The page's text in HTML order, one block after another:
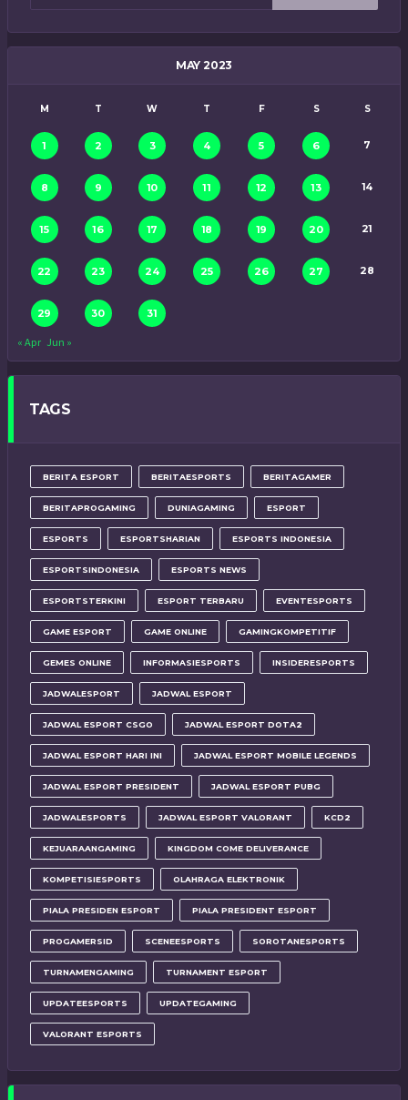
MAY 2023
M T W T F S S
1 2 3 4 5 6 7
8 9 10 11 12 13 14
15 16 17 18 19 20 21
22 23 24 25 26 27 28
29 30 31
« Apr Jun »
TAGS
BERITA ESPORT BERITAESPORTS BERITAGAMER
BERITAPROGAMING DUNIAGAMING ESPORT
ESPORTS ESPORTSHARIAN ESPORTS INDONESIA
ESPORTSINDONESIA ESPORTS NEWS
ESPORTSTERKINI ESPORT TERBARU EVENTESPORTS
GAME ESPORT GAME ONLINE GAMINGKOMPETITIF
GEMES ONLINE INFORMASIESPORTS INSIDERESPORTS
JADWALESPORT JADWAL ESPORT
JADWAL ESPORT CSGO JADWAL ESPORT DOTA2
JADWAL ESPORT HARI INI JADWAL ESPORT MOBILE LEGENDS
JADWAL ESPORT PRESIDENT JADWAL ESPORT PUBG
JADWALESPORTS JADWAL ESPORT VALORANT KCD2
KEJUARAANGAMING KINGDOM COME DELIVERANCE
KOMPETISIESPORTS OLAHRAGA ELEKTRONIK
PIALA PRESIDEN ESPORT PIALA PRESIDENT ESPORT
PROGAMERSID SCENEESPORTS SOROTANESPORTS
TURNAMENGAMING TURNAMENT ESPORT
UPDATEESPORTS UPDATEGAMING
VALORANT ESPORTS